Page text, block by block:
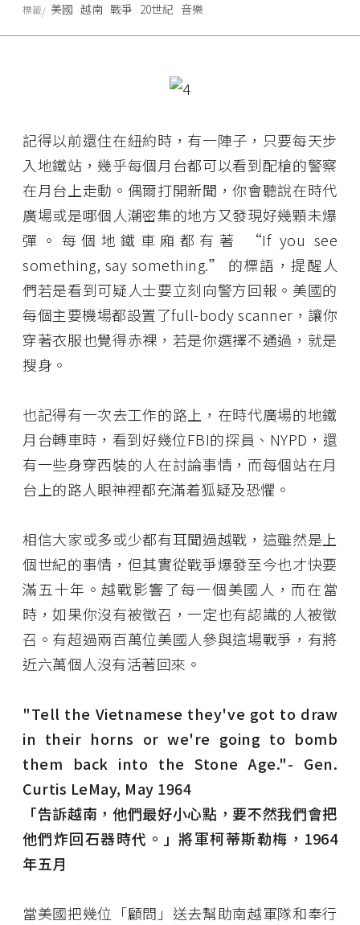
記得以前還住在紐約時，有一陣子，只要每天步
入地鐵站，幾乎每個月台都可以看到配槍的警察
在月台上走動。偶爾打開新聞，你會聽說在時代
廣場或是哪個人潮密集的地方又發現好幾顆未爆
彈。每個地鐵車廂都有著 “If you see
something, say something.” 的標語，提醒人
們若是看到可疑人士要立刻向警方回報。美國的
每個主要機場都設置了full-body scanner，讓你
穿著衣服也覺得赤裸，若是你選擇不通過，就是
搜身。
也記得有一次去工作的路上，在時代廣場的地鐵
月台轉車時，看到好幾位FBI的探員、NYPD，還
有一些身穿西裝的人在討論事情，而每個站在月
台上的路人眼神裡都充滿着狐疑及恐懼。
相信大家或多或少都有耳聞過越戰，這雖然是上
個世紀的事情，但其實從戰爭爆發至今也才快要
滿五十年。越戰影響了每一個美國人，而在當
時，如果你沒有被徵召，一定也有認識的人被徵
召。有超過兩百萬位美國人參與這場戰爭，有將
近六萬個人沒有活著回來。
"Tell the Vietnamese they've got to draw
in their horns or we're going to bomb
them back into the Stone Age."- Gen.
Curtis LeMay, May 1964
「告訴越南，他們最好小心點，要不然我們會把
他們炸回石器時代。」將軍柯蒂斯勒梅，1964
年五月
當美國把幾位「顧問」送去幫助南越軍隊和奉行
標籤 美國 越南 戰爭 20世紀 音樂